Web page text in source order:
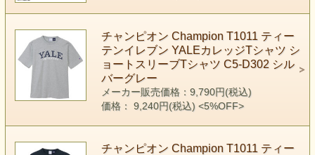
チャンピオン Champion T1011 ティー
テンイレブン YALEカレッジTシャツ シ
ョートスリーブTシャツ C5-D302 シル
バーグレー
メーカー販売価格：9,790円(税込)
価格： 9,240円(税込) <5%OFF>
チャンピオン Champion T1011 ティー